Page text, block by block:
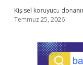
Kişisel koruyucu
Temmuz 25, 2026